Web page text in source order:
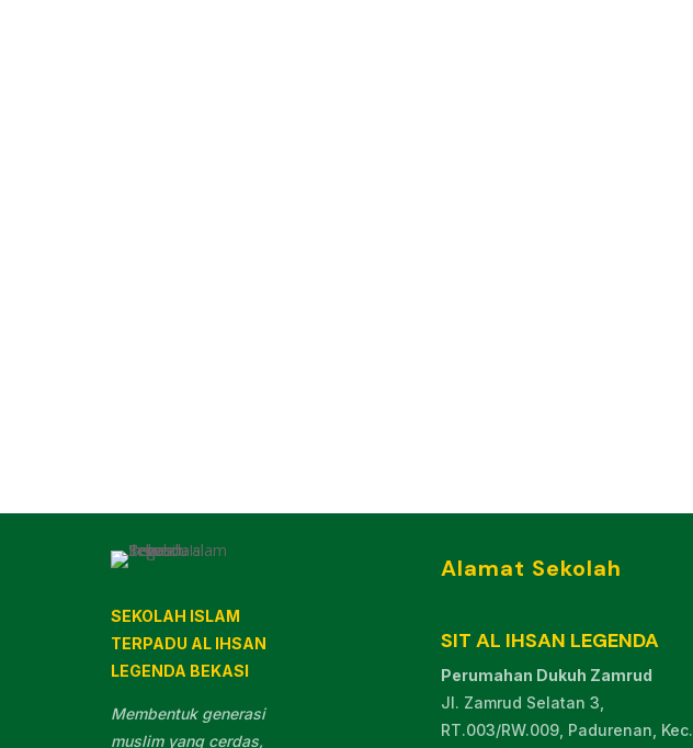
SEKOLAH ISLAM
TERPADU AL IHSAN
LEGENDA BEKASI
Membentuk generasi
muslim yang cerdas,
Alamat Sekolah
SIT AL IHSAN LEGENDA
Perumahan Dukuh Zamrud
Jl. Zamrud Selatan 3,
RT.003/RW.009, Padurenan, Kec.